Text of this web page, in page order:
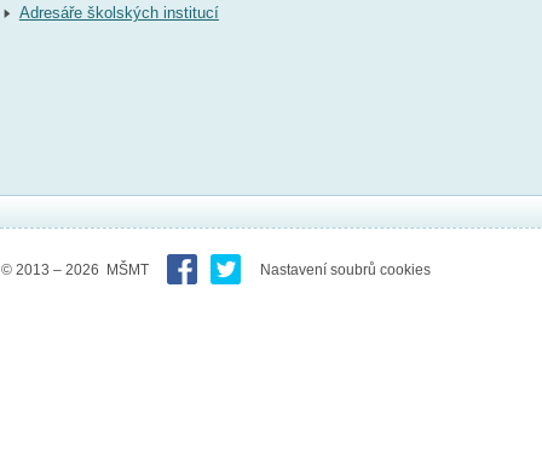
Adresáře školských institucí
© 2013 – 2026 MŠMT Nastavení soubrů cookies